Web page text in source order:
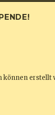
können erstellt